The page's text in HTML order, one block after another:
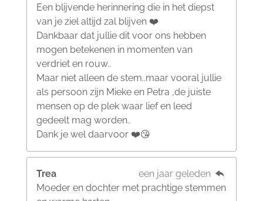
Een blijvende herinnering die in het diepst
van je ziel altijd zal blijven ❤️
Dankbaar dat jullie dit voor ons hebben
mogen betekenen in momenten van
verdriet en rouw..
Maar niet alleen de stem..maar vooral jullie
als persoon zijn Mieke en Petra ,de juiste
mensen op de plek waar lief en leed
gedeelt mag worden..
Dank je wel daarvoor ❤️😘
Trea
een jaar geleden
Moeder en dochter met prachtige stemmen